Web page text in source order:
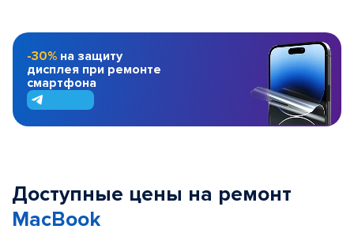
-30% на защиту
дисплея при ремонте
смартфона
Доступные цены на ремонт
MacBook